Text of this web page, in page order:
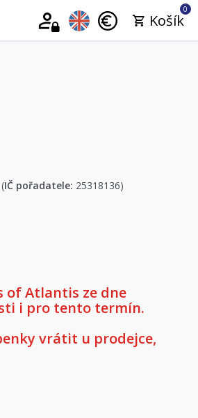
0
Košík
IČ pořadatele: 25318136)
of Atlantis ze dne
i pro tento termín.
vrátit u prodejce,